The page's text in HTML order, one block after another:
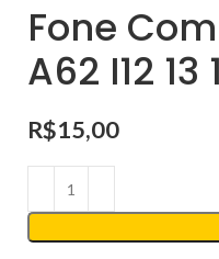
Fone
A62 I12 13
R$15,00